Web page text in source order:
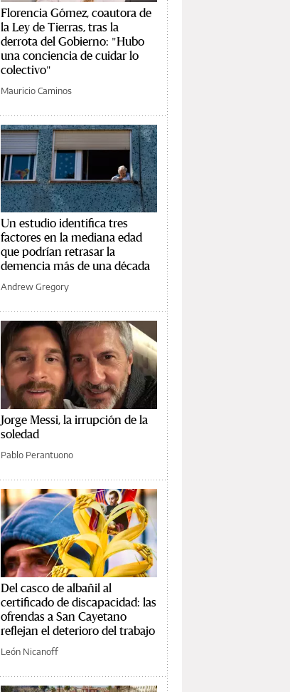
Florencia Gómez, coautora de
la Ley de Tierras, tras la
derrota del Gobierno: "Hubo
una conciencia de cuidar lo
colectivo"
Mauricio Caminos
Un estudio identifica tres
factores en la mediana edad
que podrían retrasar la
demencia más de una década
Andrew Gregory
Jorge Messi, la irrupción de la
soledad
Pablo Perantuono
Del casco de albañil al
certificado de discapacidad: las
ofrendas a San Cayetano
reflejan el deterioro del trabajo
León Nicanoff